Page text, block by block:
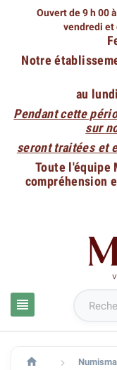
Ouvert de 9 h 00
vendredi et
Notre
au
Pendant cette
sur
seront traitées et
Toute l'équipe
compréhension

 